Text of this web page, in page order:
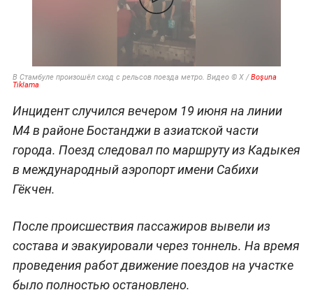
В Стамбуле произошёл сход с рельсов поезда метро. Видео © Х /Boşuna
Tıklama
Инцидент случился вечером 19 июня на линии
М4 в районе Бостанджи в азиатской части
города. Поезд следовал по маршруту из Кадыкея
в международный аэропорт имени Сабихи
Гёкчен.
После происшествия пассажиров вывели из
состава и эвакуировали через тоннель. На время
проведения работ движение поездов на участке
было полностью остановлено.